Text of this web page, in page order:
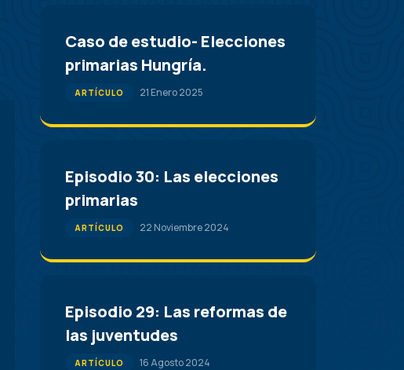
Caso de estudio- Elecciones
primarias Hungría.
ARTÍCULO 21 Enero 2025
Episodio 30: Las elecciones
primarias
ARTÍCULO 22 Noviembre 2024
Episodio 29: Las reformas de
las juventudes
ARTÍCULO 16 Agosto 2024